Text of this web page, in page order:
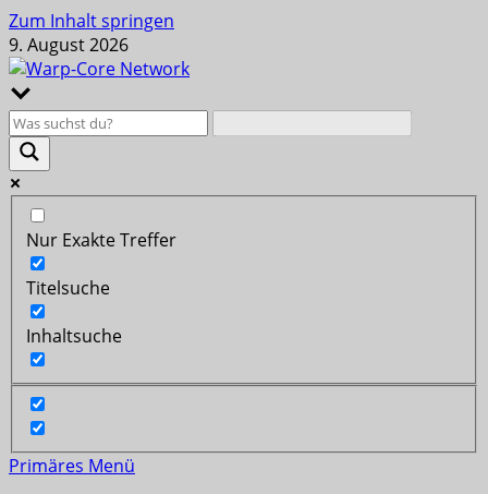
Zum Inhalt springen
9. August 2026
Nur Exakte Treffer
Titelsuche
Inhaltsuche
Primäres Menü